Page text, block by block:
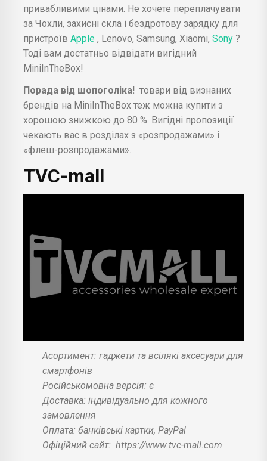
привабливими цінами. Не хочете переплачувати
за Чохли, захисні скла і бездротову зарядку для
пристроїв Apple , Lenovo, Samsung, Xiaomi, Sony ?
Тоді вам достатньо відвідати вигідний
MiniInTheBox!
Порада від шопоголіка! товари від визнаних
брендів на MiniInTheBox теж можна купити з
хорошою знижкою до 80 %. Вигідні пропозиції
чекають вас в розділах з «розпродажами» і
«флеш-розпродажами».
TVC-mall
Асортимент: гаджети та всілякі аксесуари для
смартфонів
Російськомовна версія: є
Доставка: індивідуально для кожного
замовлення
Оплата: банківські картки, PayPal
Офіційний сайт: https://www.tvc-mall.com